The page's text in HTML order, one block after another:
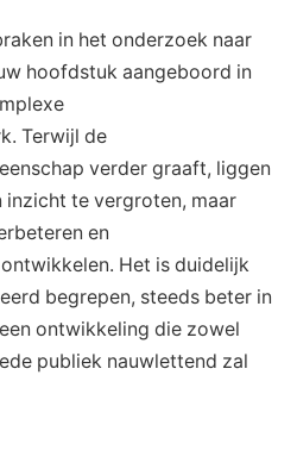
in het onderzoek naar
hoofdstuk aangeboord in
Terwijl de
verder graaft, liggen
inzicht te vergroten, maar
en
Het is duidelijk
begrepen, steeds beter in
ontwikkeling die zowel
publiek nauwlettend zal